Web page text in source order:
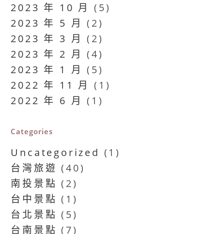
2023 年 10 月 (5)
2023 年 5 月 (2)
2023 年 3 月 (2)
2023 年 2 月 (4)
2023 年 1 月 (5)
2022 年 11 月 (1)
2022 年 6 月 (1)
Categories
Uncategorized (1)
台灣旅遊 (40)
南投景點 (2)
台中景點 (1)
台北景點 (5)
台南景點 (7)